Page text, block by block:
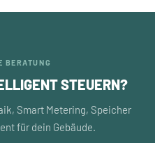
BERATUNG
STEUERN?
Smart Metering, Speicher
für dein Gebäude.